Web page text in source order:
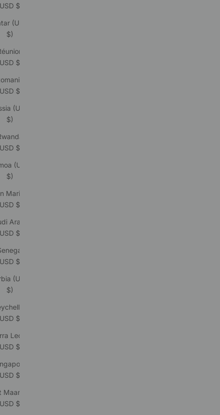
$)
(USD
$)
$)
$)
(USD
$)
$)
(USD
$)
Marino
$)
Arabia
$)
$)
(USD
$)
$)
Leone
$)
$)
Maarten
$)